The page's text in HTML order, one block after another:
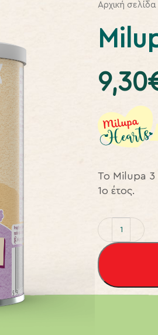
Αρχική σελίδα
9,30
Το Milupa 3
1ο έτος.